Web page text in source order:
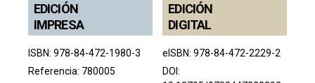
EDICIÓN
IMPRESA
ISBN: 978-84-472-1980-3
Referencia: 780005
EDICIÓN
DIGITAL
eISBN: 978-84-472-2229-2
DOI: